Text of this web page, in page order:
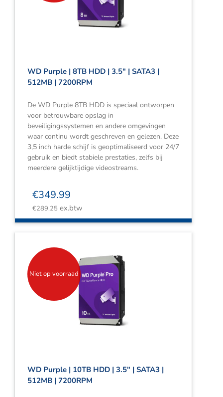
Webshop
Winkelwagen
WD Purple | 8TB HDD | 3.5″ | SATA3 |
512MB | 7200RPM
De WD Purple 8TB HDD is speciaal ontworpen
voor betrouwbare opslag in
beveiligingssystemen en andere omgevingen
waar continu wordt geschreven en gelezen. Deze
3,5 inch harde schijf is geoptimaliseerd voor 24/7
gebruik en biedt stabiele prestaties, zelfs bij
meerdere gelijktijdige videostreams.
€349.99
€289.25 ex.btw
Niet op voorraad
WD Purple | 10TB HDD | 3.5″ | SATA3 |
512MB | 7200RPM